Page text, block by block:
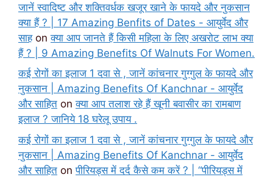
जानें स्वादिष्ट और शक्तिवर्धक खजूर खाने के फायदे और नुकसान
क्या हैं ? | 17 Amazing Benfits of Dates - आयुर्वेद और
साहonक्या आप जानते हैं किसी महिला के लिए अखरोट लाभ क्या
हैं ? | 9 Amazing Benefits Of Walnuts For Women.
कई रोगों का इलाज 1 दवा से , जानें कांचनार गुग्गुल के फायदे और
नुकसान | Amazing Benefits Of Kanchnar - आयुर्वेद
और साहित onक्या आप तलाश रहे हैं खूनी बवासीर का रामबाण
इलाज ? जानिये 18 घरेलू उपाय .
कई रोगों का इलाज 1 दवा से , जानें कांचनार गुग्गुल के फायदे और
नुकसान | Amazing Benefits Of Kanchnar - आयुर्वेद
और साहित onपीरियड्स में दर्द कैसे कम करें ? | “पीरियड्स में